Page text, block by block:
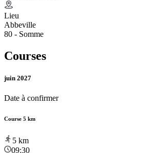
Lieu
Abbeville
80 - Somme
Courses
juin 2027
Date à confirmer
Course 5 km
5 km
09:30